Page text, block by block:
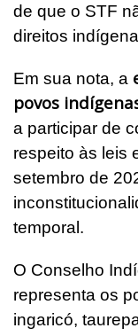
de que o STF
direitos
Em sua nota, a
povos
a participar de
respeito às leis
setembro de
temporal.
O Conselho
representa os
ingaricó,